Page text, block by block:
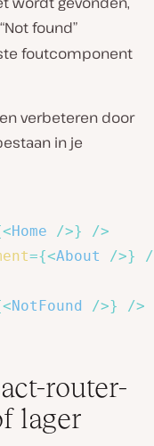
found”
foutcomponent
verbeteren door
in je
<Home />}
/>
={<About />}
<NotFound />}
/>
router-
lager